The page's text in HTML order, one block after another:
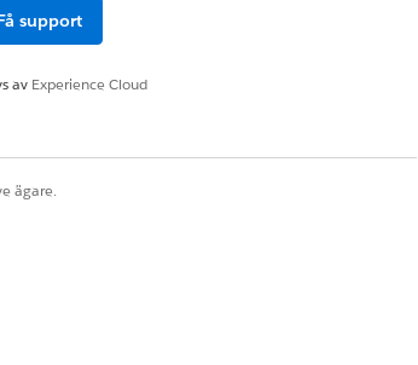
support
av Experience Cloud
ägare.